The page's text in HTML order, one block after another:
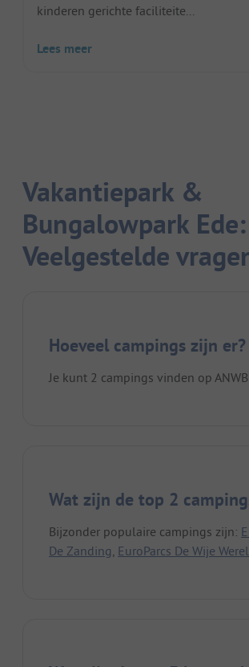
kinderen gerichte faciliteite...
Lees meer
Vakantiepark &
Bungalowpark Ede:
Veelgestelde
Hoeveel campings zijn er?
Je kunt 2 campings vinden op ANWB
Wat zijn de top 2
Bijzonder populaire campings zijn:
De Zanding EuroParcs De Wije